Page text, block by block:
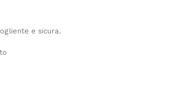
e sicura.